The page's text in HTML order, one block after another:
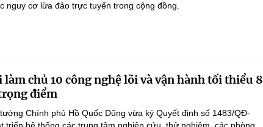
nguy cơ lừa đảo trực tuyến trong cộng đồng.
chủ 10 công nghệ lõi và vận hành tối thiểu 8
điểm
Chính phủ Hồ Quốc Dũng vừa ký Quyết định số 1483/QĐ-